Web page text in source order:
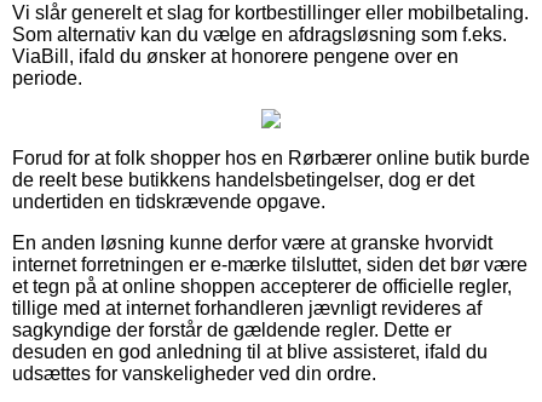
Vi slår generelt et slag for kortbestillinger eller mobilbetaling.
Som alternativ kan du vælge en afdragsløsning som f.eks.
ViaBill, ifald du ønsker at honorere pengene over en
periode.
Forud for at folk shopper hos en Rørbærer online butik burde
de reelt bese butikkens handelsbetingelser, dog er det
undertiden en tidskrævende opgave.
En anden løsning kunne derfor være at granske hvorvidt
internet forretningen er e-mærke tilsluttet, siden det bør være
et tegn på at online shoppen accepterer de officielle regler,
tillige med at internet forhandleren jævnligt revideres af
sagkyndige der forstår de gældende regler. Dette er
desuden en god anledning til at blive assisteret, ifald du
udsættes for vanskeligheder ved din ordre.